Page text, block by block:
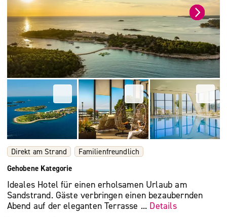
Direkt am Strand
Familienfreundlich
Gehobene Kategorie
Ideales Hotel für einen erholsamen Urlaub am
Sandstrand. Gäste verbringen einen bezaubernden
Abend auf der eleganten Terrasse ... Details